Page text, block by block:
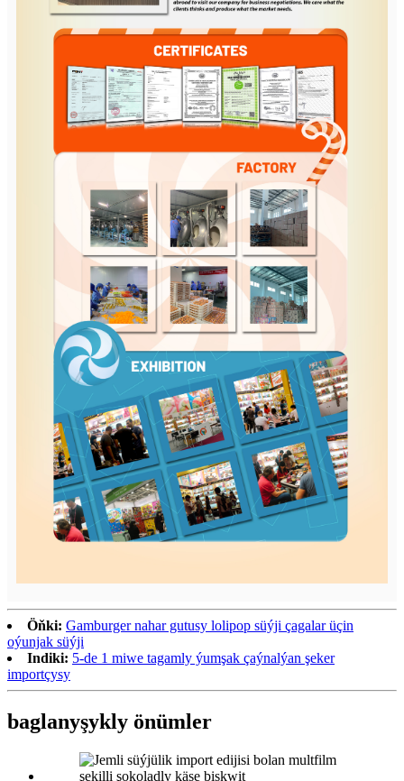
Öňki: Gamburger nahar gutusy lolipop süýji çagalar üçin
oýunjak süýji
Indiki: 5-de 1 miwe tagamly ýumşak çaýnalýan şeker
importçysy
baglanyşykly önümler